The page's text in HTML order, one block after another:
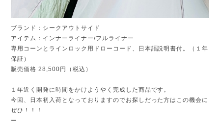
ブランド：シークアウトサイド
アイテム：インナーライナー/フルライナー
専用コーンとラインロック用ドローコード、日本語説明書付。（１年
保証）
販売価格 28,500円（税込）
１年近く開発に時間をかけようやく完成した商品です。
今回、日本初入荷となっておりますのでお探しだった方はこの機会に
ぜひ！！！
ー